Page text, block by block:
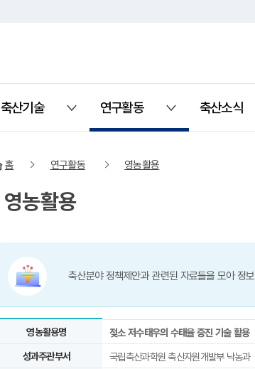
축산기술
열기
연구활동
열기
축산소식
열기
홈 연구활동 영농활용
영농활용
축산분야 정책제안과 관련된 자료들을 모아 정
영농활용명 젖소 저수태우의 수태율 증진 기술 활용
성과주관부서 국립축산과학원 축산자원개발부 낙농과